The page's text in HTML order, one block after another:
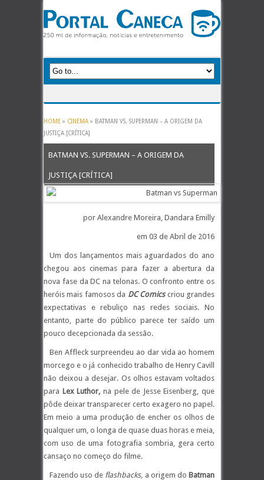
HOME » CINEMA » BATMAN VS. SUPERMAN – A ORIGEM DA
JUSTIÇA [CRÍTICA]
BATMAN VS. SUPERMAN – A ORIGEM DA
JUSTIÇA [CRÍTICA]
por Alexandre Moreira, Dandara Emilly
em 03 de Abril de 2016
Um dos lançamentos mais aguardados do ano
chegou aos cinemas para fazer a abertura da
nova fase da DC na telonas. O confronto entre os
heróis mais famosos da DC Comicscriou grandes
expectativas e rebuliço nas redes sociais. No
entanto, parte do público parece ter saído um
pouco decepcionada da sessão.
Ben Affleck surpreendeu ao dar vida ao homem
morcego e o já conhecido trabalho de Henry Cavill
não deixou a desejar. Os olhos estavam voltados
para Lex Luthor, na pele de Jesse Eisenberg, que
pôde deixar transparecer certo exagero no papel.
Em meio a uma produção de encher os olhos de
qualquer um, o longa de quase duas horas e meia,
com uso de uma fotografia sombria, gera certo
cansaço no começo do filme.
Fazendo uso de flashbacks, a origem do Batman